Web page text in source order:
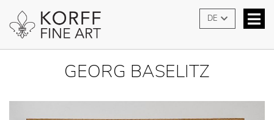
DE
GEORG BASELITZ